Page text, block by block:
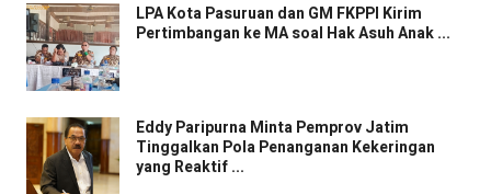
LPA Kota Pasuruan dan GM FKPPI Kirim
Pertimbangan ke MA soal Hak Asuh Anak ...
Eddy Paripurna Minta Pemprov Jatim
Tinggalkan Pola Penanganan Kekeringan
yang Reaktif ...